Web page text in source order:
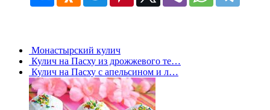
Монастырский кулич
Кулич на Пасху из дрожжевого те…
Кулич на Пасху с апельсином и л…